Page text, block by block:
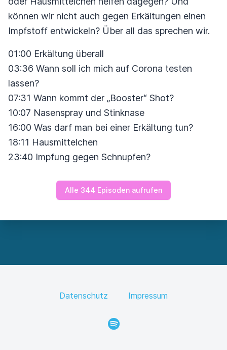
können wir nicht auch gegen Erkältungen einen
Impfstoff entwickeln? Über all das sprechen wir.
01:00 Erkältung überall
03:36 Wann soll ich mich auf Corona testen
lassen?
07:31 Wann kommt der „Booster“ Shot?
10:07 Nasenspray und Stinknase
16:00 Was darf man bei einer Erkältung tun?
18:11 Hausmittelchen
23:40 Impfung gegen Schnupfen?
Alle 344 Episoden aufrufen
Datenschutz Impressum
Spotify